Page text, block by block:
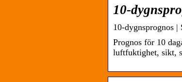
10-
10-dygnsprognos
Prognos för 10
luftfuktighet, sikt,